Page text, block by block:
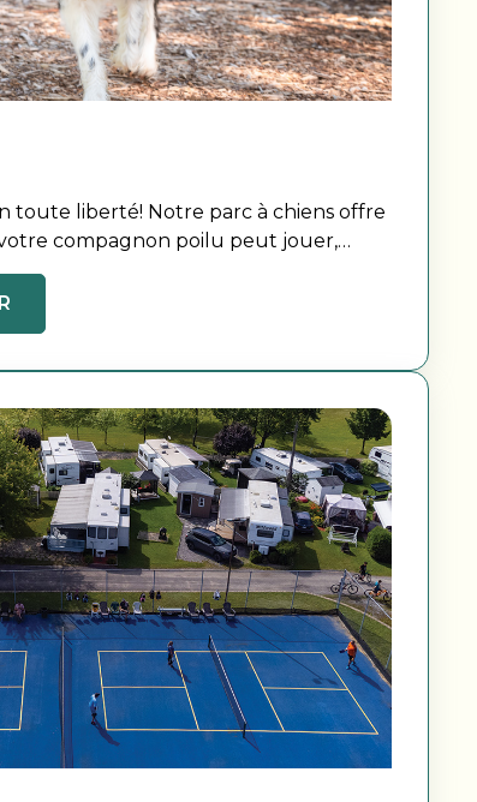
toute liberté! Notre parc à chiens offre
compagnon poilu peut jouer,
pendant votre séjour.